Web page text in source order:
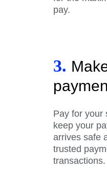
pay.
3.
Pay for your
keep your
arrives safe
trusted
transactions.